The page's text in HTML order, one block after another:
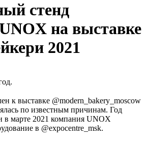
стенд
на выставке
2021
к выставке @modern_bakery_moscow
по известным причинам. Год
в марте 2021 компания UNOX
в @expocentre_msk.